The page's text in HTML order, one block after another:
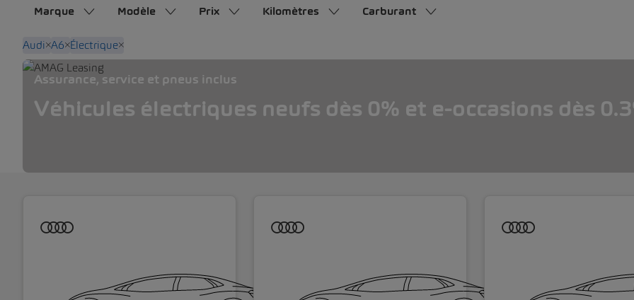
Marque Modèle Prix Kilomètres Carburant
Audi A6 Électrique
Assurance, service et pneus inclus
Véhicules électriques neufs dès 0% et e-occasions dès